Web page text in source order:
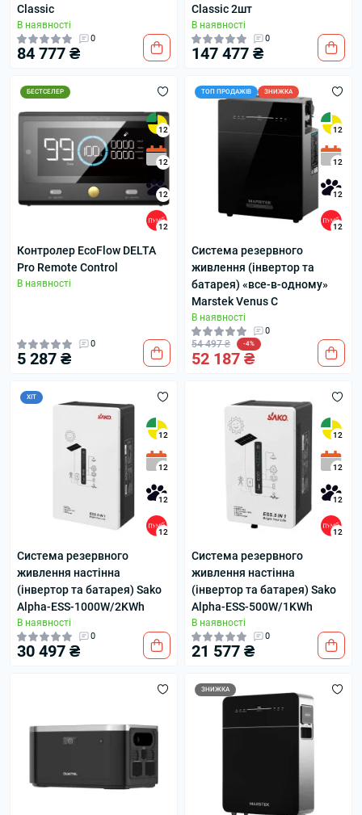
Classic
В наявності
0
84 777 ₴
Classic 2шт
В наявності
0
147 477 ₴
БЕСТСЕЛЕР
12
12
12
12
Контролер EcoFlow DELTA
Pro Remote Control
В наявності
0
5 287 ₴
ТОП ПРОДАЖІВ ЗНИЖКА
12
12
12
12
Система резервного
живлення (інвертор та
батарея) «все-в-одному»
Marstek Venus C
В наявності
0
54 497 ₴ -4%
52 187 ₴
ХІТ
12
12
12
12
Система резервного
живлення настінна
(інвертор та батарея) Sako
Alpha-ESS-1000W/2KWh
В наявності
0
30 497 ₴
12
12
12
12
Система резервного
живлення настінна
(інвертор та батарея) Sako
Alpha-ESS-500W/1KWh
В наявності
0
21 577 ₴
ЗНИЖКА